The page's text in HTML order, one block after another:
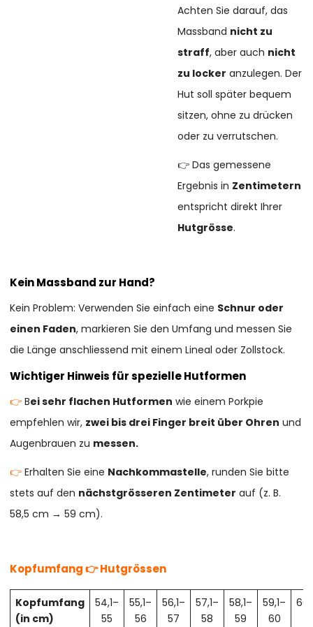
Achten Sie darauf, das
Massband nicht zu
straff, aber auch nicht
zu locker anzulegen. Der
Hut soll später bequem
sitzen, ohne zu drücken
oder zu verrutschen.
👉 Das gemessene
Ergebnis in Zentimetern
entspricht direkt Ihrer
Hutgrösse.
Kein Massband zur Hand?
Kein Problem: Verwenden Sie einfach eine Schnur oder
einen Faden, markieren Sie den Umfang und messen Sie
die Länge anschliessend mit einem Lineal oder Zollstock.
Wichtiger Hinweis für spezielle Hutformen
👉Bei sehr flachen Hutformen wie einem Porkpie
empfehlen wir, zwei bis drei Finger breit über Ohren und
Augenbrauen zu messen.
👉Erhalten Sie eine Nachkommastelle, runden Sie bitte
stets auf den nächstgrösseren Zentimeter auf (z. B.
58,5 cm → 59 cm).
Kopfumfang 👉 Hutgrössen
Kopfumfang
(in cm)
54,1–
55
55,1–
56
56,1–
57
57,1–
58
58,1–
59
59,1–
60